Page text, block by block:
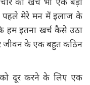
पहले मेरे मन में इलाज के
हम इतना खर्च कैसे उठा
जीवन के एक बहुत कठिन
को दूर करने के लिए एक